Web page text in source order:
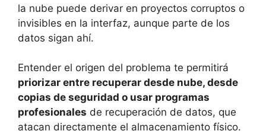
la nube puede derivar en proyectos corruptos o
invisibles en la interfaz, aunque parte de los
datos sigan ahí.
Entender el origen del problema te permitirá
priorizar entre recuperar desde nube, desde
copias de seguridad o usar programas
profesionales de recuperación de datos, que
atacan directamente el almacenamiento físico.